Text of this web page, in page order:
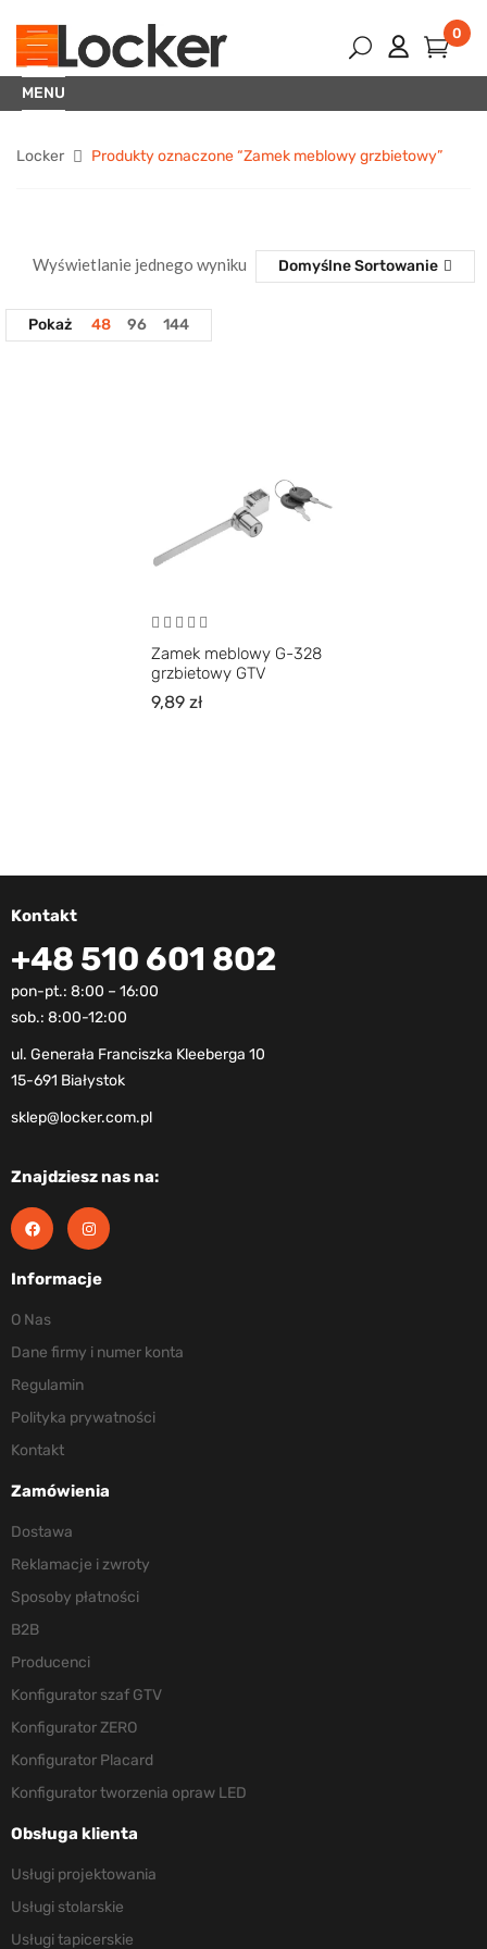
0
MENU
Locker Produkty oznaczone “Zamek meblowy grzbietowy”
Wyświetlanie jednego wyniku Domyślne Sortowanie
Pokaż 48 96 144
Zamek meblowy G-328
grzbietowy GTV
9,89zł
Kontakt
+48 510 601 802
pon-pt.: 8:00 – 16:00
sob.: 8:00-12:00
ul. Generała Franciszka Kleeberga 10
15-691 Białystok
sklep@locker.com.pl
Znajdziesz nas na:
Informacje
O Nas
Dane firmy i numer konta
Regulamin
Polityka prywatności
Kontakt
Zamówienia
Dostawa
Reklamacje i zwroty
Sposoby płatności
B2B
Producenci
Konfigurator szaf GTV
Konfigurator ZERO
Konfigurator Placard
Konfigurator tworzenia opraw LED
Obsługa klienta
Usługi projektowania
Usługi stolarskie
Usługi tapicerskie